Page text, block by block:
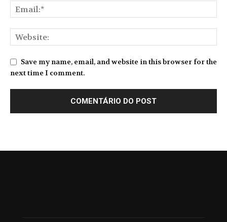
Save my name, email, and website in this browser for the
next time I comment.